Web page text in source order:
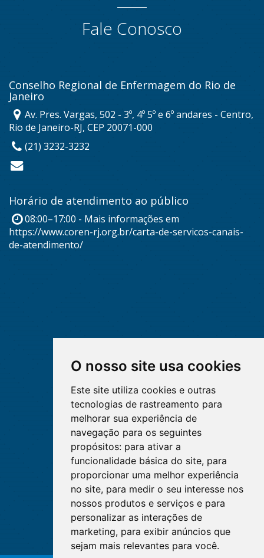
O nosso site usa cookies
Este site utiliza cookies e outras
tecnologias de rastreamento para
melhorar sua experiência de
navegação para os seguintes
propósitos: para ativar a
funcionalidade básica do site, para
proporcionar uma melhor experiência
no site, para medir o seu interesse nos
nossos produtos e serviços e para
personalizar as interações de
marketing, para exibir anúncios que
sejam mais relevantes para você.
Fale Conosco
Conselho Regional de Enfermagem do Rio de
Janeiro
Av. Pres. Vargas, 502 - 3º, 4º 5º e 6º andares - Centro,
Rio de Janeiro-RJ, CEP 20071-000
(21) 3232-3232
Horário de atendimento ao público
08:00–17:00 - Mais informações em
https://www.coren-rj.org.br/carta-de-servicos-canais-
de-atendimento/